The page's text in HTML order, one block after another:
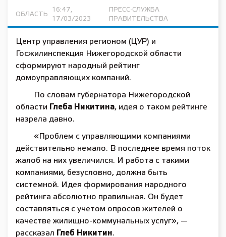
ОБЛАСТЬ
16:47,
17/03/2023
ПРЕСС-СЛУЖБА
ПРАВИТЕЛЬСТВА
Центр управления регионом (ЦУР) и
Госжилинспекция Нижегородской области
сформируют народный рейтинг
домоуправляющих компаний.
По словам губернатора Нижегородской
области
Глеба Никитина, идея о таком рейтинге
назрела давно.
«Проблем с управляющими компаниями
действительно немало. В последнее время поток
жалоб на них увеличился. И работа с такими
компаниями, безусловно, должна быть
системной. Идея формирования народного
рейтинга абсолютно правильная. Он будет
составляться с учетом опросов жителей о
качестве жилищно-коммунальных услуг», —
рассказал
Глеб Никитин.